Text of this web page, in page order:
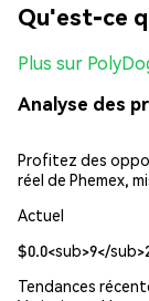
Qu'est-ce
Plus sur
Analyse des
Profitez des
réel de Phemex,
Actuel
$0.0<sub>9</
Tendances